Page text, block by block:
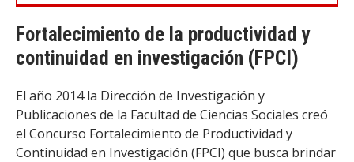
EDUCACIÓN
PSICOLOGÍA
SOCIOLOGÍA
TRABAJO SOCIAL
POSTGRADO
INVESTIGACIÓN
PUBLICACIONES
EXTENSIÓN
BIBLIOTECA
ADMISIÓN
Fortalecimiento de la productividad y
continuidad en investigación (FPCI)
El año 2014 la Dirección de Investigación y
Publicaciones de la Facultad de Ciencias Sociales creó
el Concurso Fortalecimiento de Productividad y
Continuidad en Investigación (FPCI) que busca brindar